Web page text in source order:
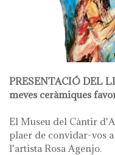
PRESENTACIÓ DEL
meves ceràmiques
El Museu del Càntir
plaer de convidar-vos
l'artista Rosa Agenjo.